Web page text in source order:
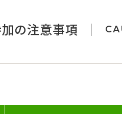
の注意事項